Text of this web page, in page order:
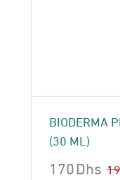
BIODERMA
(30 ML)
170Dhs